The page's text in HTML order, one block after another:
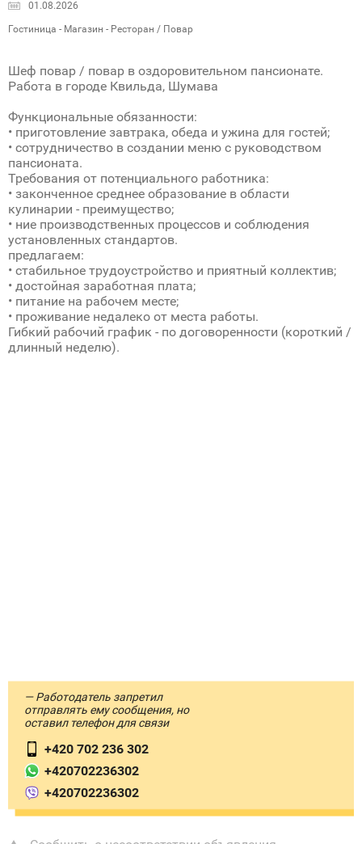
01.08.2026
Гостиница - Магазин - Ресторан / Повар
Шеф повар / повар в оздоровительном пансионате.
Работа в городе Квильда, Шумава
Функциональные обязанности:
• приготовление завтрака, обеда и ужина для гостей;
• сотрудничество в создании меню с руководством
пансионата.
Требования от потенциального работника:
• законченное среднее образование в области
кулинарии - преимущество;
• ние производственных процессов и соблюдения
установленных стандартов.
предлагаем:
• стабильное трудоустройство и приятный коллектив;
• достойная заработная плата;
• питание на рабочем месте;
• проживание недалеко от места работы.
Гибкий рабочий график - по договоренности (короткий /
длинный неделю).
— Работодатель запретил
отправлять ему сообщения, но
оставил телефон для связи
+420 702 236 302
+420702236302
+420702236302